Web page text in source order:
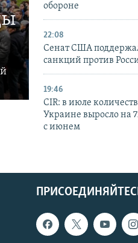
обороне
22:08
Сенат США
санкций против
19:46
CIR: в июле
Украине выросло на
с июнем